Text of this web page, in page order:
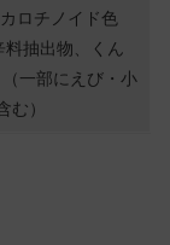
ロチノイド色
抽出物、くん
一部にえび・小
む）